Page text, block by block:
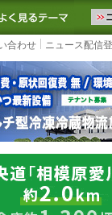
スをお届けし
気に入りに追加 よく
合わせ ニュース配信